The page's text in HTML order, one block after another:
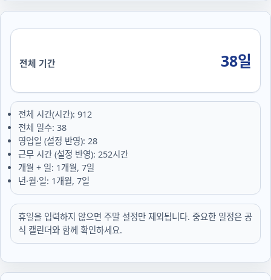
전체 기간 38일
전체 시간(시간): 912
전체 일수: 38
영업일 (설정 반영): 28
근무 시간 (설정 반영): 252시간
개월 + 일: 1개월, 7일
년·월·일: 1개월, 7일
휴일을 입력하지 않으면 주말 설정만 제외됩니다. 중요한 일정은 공
식 캘린더와 함께 확인하세요.